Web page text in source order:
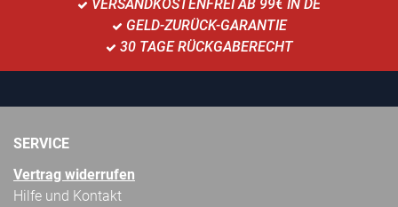
VERSANDKOSTENFREI AB 99€ IN DE
GELD-ZURÜCK-GARANTIE
30 TAGE RÜCKGABERECHT
SERVICE
Vertrag widerrufen
Hilfe und Kontakt